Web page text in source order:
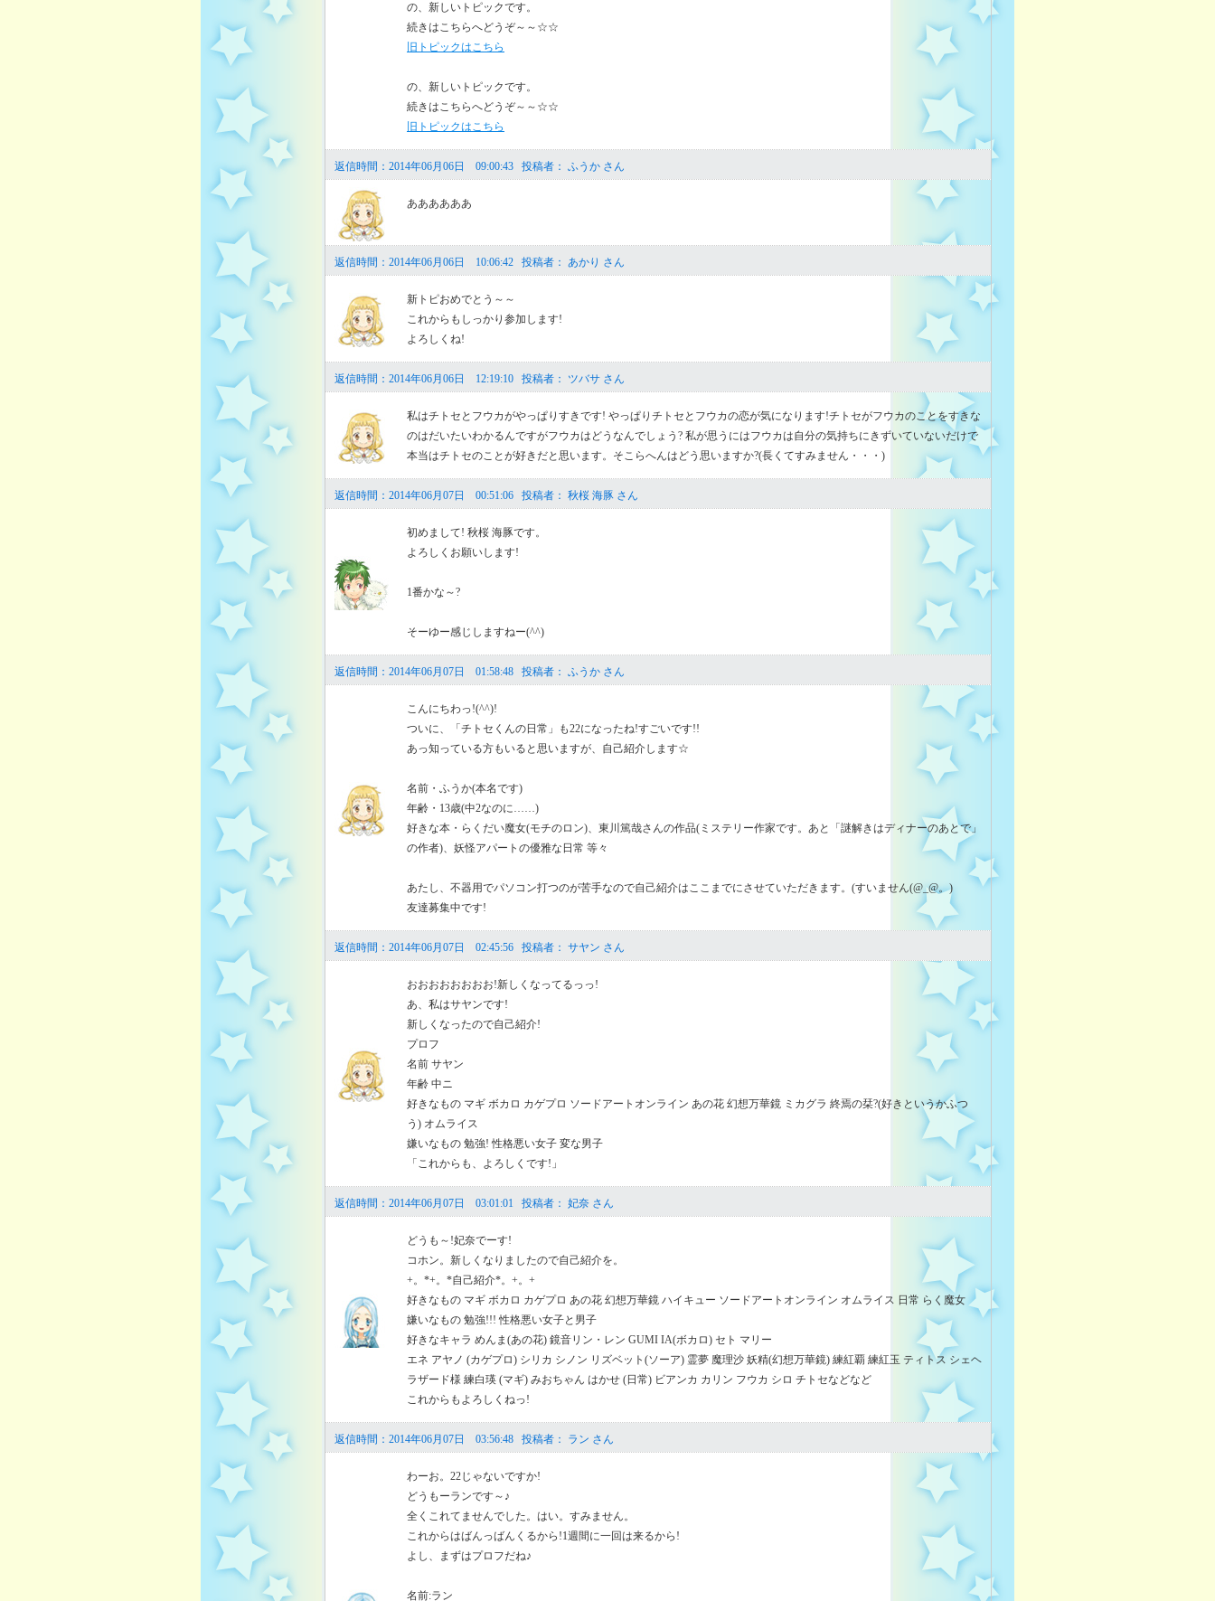
の、新しいトピックです。
続きはこちらへどうぞ～～☆☆
旧トピックはこちら
の、新しいトピックです。
続きはこちらへどうぞ～～☆☆
旧トピックはこちら
返信時間：2014年06月06日 09:00:43 投稿者： ふうか さん
ああああああ
返信時間：2014年06月06日 10:06:42 投稿者： あかり さん
新トピおめでとう～～
これからもしっかり参加します!
よろしくね!
返信時間：2014年06月06日 12:19:10 投稿者： ツバサ さん
私はチトセとフウカがやっぱりすきです! やっぱりチトセとフウカの恋が気になります!チトセがフウカのことをすきな
のはだいたいわかるんですがフウカはどうなんでしょう? 私が思うにはフウカは自分の気持ちにきずいていないだけで
本当はチトセのことが好きだと思います。そこらへんはどう思いますか?(長くてすみません・・・)
返信時間：2014年06月07日 00:51:06 投稿者： 秋桜 海豚 さん
初めまして! 秋桜 海豚です。
よろしくお願いします!
1番かな～?
そーゆー感じしますねー(^^)
返信時間：2014年06月07日 01:58:48 投稿者： ふうか さん
こんにちわっ!(^^)!
ついに、「チトセくんの日常」も22になったね!すごいです!!
あっ知っている方もいると思いますが、自己紹介します☆
名前・ふうか(本名です)
年齢・13歳(中2なのに……)
好きな本・らくだい魔女(モチのロン)、東川篤哉さんの作品(ミステリー作家です。あと「謎解きはディナーのあとで」
の作者)、妖怪アパートの優雅な日常 等々
あたし、不器用でパソコン打つのが苦手なので自己紹介はここまでにさせていただきます。(すいません(@_@。)
友達募集中です!
返信時間：2014年06月07日 02:45:56 投稿者： サヤン さん
おおおおおおおお!新しくなってるっっ!
あ、私はサヤンです!
新しくなったので自己紹介!
プロフ
名前 サヤン
年齢 中ニ
好きなもの マギ ボカロ カゲプロ ソードアートオンライン あの花 幻想万華鏡 ミカグラ 終焉の栞?(好きというかふつ
う) オムライス
嫌いなもの 勉強! 性格悪い女子 変な男子
「これからも、よろしくです!」
返信時間：2014年06月07日 03:01:01 投稿者： 妃奈 さん
どうも～!妃奈でーす!
コホン。新しくなりましたので自己紹介を。
+。*+。*自己紹介*。+。+
好きなもの マギ ボカロ カゲプロ あの花 幻想万華鏡 ハイキュー ソードアートオンライン オムライス 日常 らく魔女
嫌いなもの 勉強!!! 性格悪い女子と男子
好きなキャラ めんま(あの花) 鏡音リン・レン GUMI IA(ボカロ) セト マリー
エネ アヤノ (カゲプロ) シリカ シノン リズベット(ソーア) 霊夢 魔理沙 妖精(幻想万華鏡) 練紅覇 練紅玉 ティトス シェヘ
ラザード様 練白瑛 (マギ) みおちゃん はかせ (日常) ビアンカ カリン フウカ シロ チトセなどなど
これからもよろしくねっ!
返信時間：2014年06月07日 03:56:48 投稿者： ラン さん
わーお。22じゃないですか!
どうもーランです～♪
全くこれてませんでした。はい。すみません。
これからはばんっばんくるから!1週間に一回は来るから!
よし、まずはプロフだね♪
名前:ラン